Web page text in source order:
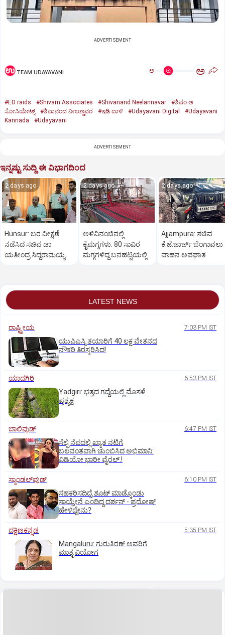
ADVERTISEMENT
TEAM UDAYAVANI ಅ ಅ
#ED raids #Shivam Associates #Shivanand Neelannavar
#ಶಿವಂ ಅ
ಸೋಸಿಯೇಟ್ಸ್
#ಶಿವಾನಂದ ನೀಲಣ್ಣವರ #ಇಡಿ ದಾಳಿ #Udayavani Digital
#Udayavani
Kannada
#Udayavani
ADVERTISEMENT
ಇನ್ನಷ್ಟು ಸುದ್ದಿ ಈ ವಿಭಾಗದಿಂದ
2 days ago
Hunsur: ಬರ ವೀಕ್ಷಣೆ
ನಡೆಸಿದ ಸಚಿವ ಡಾ.
ಯತೀಂದ್ರ ಸಿದ್ದರಾಮಯ್ಯ
2 days ago
ಅಳಿವಿನಂಚಿನಲ್ಲಿ
ಕೈಮಗ್ಗಗಳು: 80 ಸಾವಿರ
ಮಗ್ಗಗಳಿದ್ದ ಬನಹಟ್ಟಿಯಲ್ಲಿ
2 days ago
Ajjampura: ಸಚಿವ
ಕೆ.ಜೆ.ಜಾರ್ಜ್ ಬೆಂಗಾವಲು
ವಾಹನ ಅಪಘಾತ
LATEST NEWS
ರಾಷ್ಟ್ರೀಯ 7:03 PM IST
ಯುಪಿಎಸ್ಸಿ ತಯಾರಿಗೆ 40 ಲಕ್ಷ ವೇತನದ
ನೌಕರಿ ತಿರಸ್ಕರಿಸಿದ!
ಯಾದಗಿರಿ 6:53 PM IST
Yadgiri: ಭತ್ತದ ಗದ್ದೆಯಲ್ಲಿ ಮೊಸಳೆ
ಪ್ರತ್ಯಕ್ಷ
ಬಾಲಿವುಡ್‌ 6:47 PM IST
ಸೆಲ್ಫಿ ನೆಪದಲ್ಲಿ ಖ್ಯಾತ ನಟಿಗೆ
ಬಲವಂತವಾಗಿ ಚುಂಬಿಸಿದ ಅಭಿಮಾನಿ:
ವಿಡಿಯೋ ಭಾರೀ ವೈರಲ್.!
ಸ್ಯಾಂಡಲ್‌ವುಡ್‌ 6:10 PM IST
ಸಹಕರಿಸದಿದ್ರೆ ಶೂಟ್‌ ಮಾಡ್ಕೊಂಡು
ಸಾಯ್ತೇನೆ ಎಂದಿದ್ದ ದರ್ಶನ್‌ - ಪ್ರದೋಷ್‌
ಹೇಳಿದ್ದೇನು?
ದಕ್ಷಿಣಕನ್ನಡ 5:35 PM IST
Mangaluru: ಗುರುಕಿರಣ್ ಅವರಿಗೆ
ಮಾತೃ ವಿಯೋಗ